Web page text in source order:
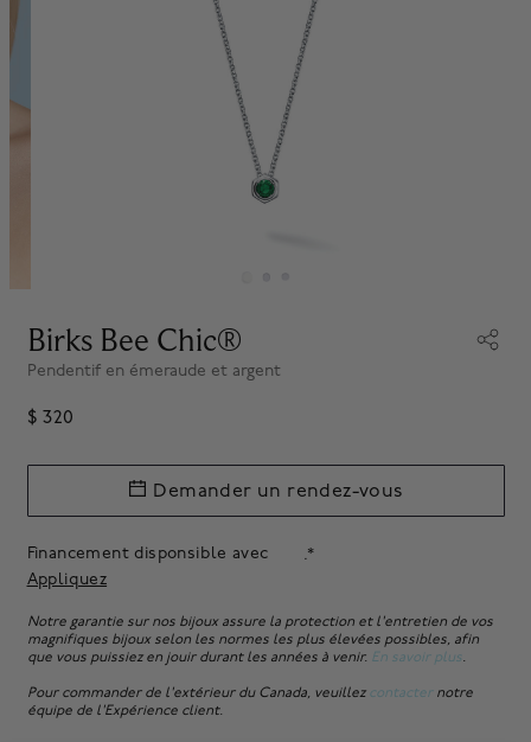
Birks Bee Chic®
Pendentif en émeraude et argent
$ 320
Financement disponsible avec
.*
Appliquez
Demander un rendez-vous
Notre garantie sur nos bijoux assure la protection et l'entretien de vos
magnifiques bijoux selon les normes les plus élevées possibles, afin
que vous puissiez en jouir durant les années à venir. En savoir plus.
Pour commander de l'extérieur du Canada, veuillez contacternotre
équipe de l'Expérience client.